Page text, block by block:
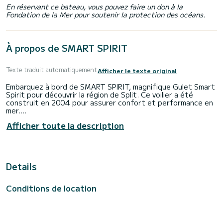
En réservant ce bateau, vous pouvez faire un don à la
Fondation de la Mer pour soutenir la protection des océans.
À propos de SMART SPIRIT
Texte traduit automatiquementAfficher le texte original
Embarquez à bord de SMART SPIRIT, magnifique Gulet Smart
Spirit pour découvrir la région de Split. Ce voilier a été
construit en 2004 pour assurer confort et performance en
mer.
Le bateau dispose de 4 cabines tout confort et une
capacité d'embarcation de 8 personnes. Avec une longueur
des vacances extraordinaires sur l'eau dans les environs
Afficher toute la description
Details
Conditions de location